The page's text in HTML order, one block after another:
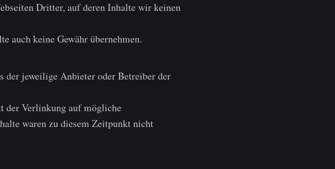
Dritter, auf deren Inhalte wir keinen
auch keine Gewähr übernehmen.
der jeweilige Anbieter oder Betreiber der
der Verlinkung auf mögliche
waren zu diesem Zeitpunkt nicht